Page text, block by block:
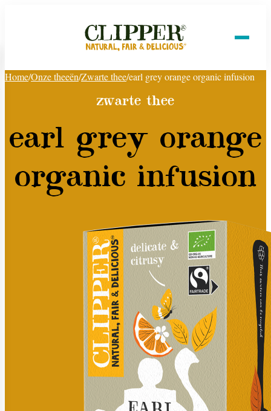
Home/Onze theeën/Zwarte thee/earl grey orange organic infusion
zwarte thee
earl grey orange
organic infusion